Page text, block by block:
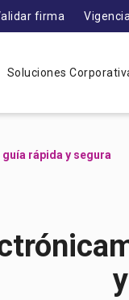
firma
Soluciones
rápida y segura